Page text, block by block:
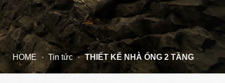
HOME • Tin tức • THIẾT KẾ NHÀ ỐNG 2 TẦNG